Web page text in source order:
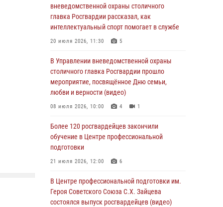
ознакомилась с передовыми методами
работы Росгвардии в Москве (видео)
04 августа 2026, 18:16 5 1
чемпионат по самбо и боевому самбо.
(видео)
04 августа 2026, 14:00 7 1
Офицер Росгвардии стал гостем прямого
работе дежурных частей
04 августа 2026, 12:28
В Москве росгвардейцы задержали
торгового центра (видео)
04 августа 2026, 08:26 1
вневедомственной охраны столичного
главка Росгвардии рассказал, как
интеллектуальный спорт помогает в службе
20 июля 2026, 11:30 5
В Управлении вневедомственной охраны
столичного главка Росгвардии прошло
мероприятие, посвящённое Дню семьи,
любви и верности (видео)
08 июля 2026, 10:00 4 1
Более 120 росгвардейцев закончили
обучение в Центре профессиональной
подготовки
21 июля 2026, 12:00 6
В Центре профессиональной подготовки им.
Героя Советского Союза С.Х. Зайцева
состоялся выпуск росгвардейцев (видео)